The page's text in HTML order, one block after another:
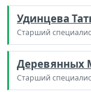
Удинцева
Старший
Деревянных
Старший